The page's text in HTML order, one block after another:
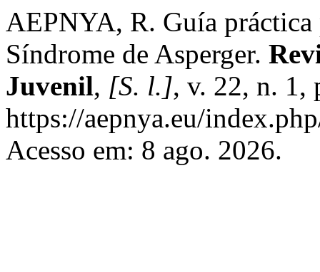
AEPNYA, R. Guía práctica
Síndrome de Asperger.
Juvenil, [S. l.], v. 22, n. 1,
https://aepnya.eu/
Acesso em: 8 ago. 2026.